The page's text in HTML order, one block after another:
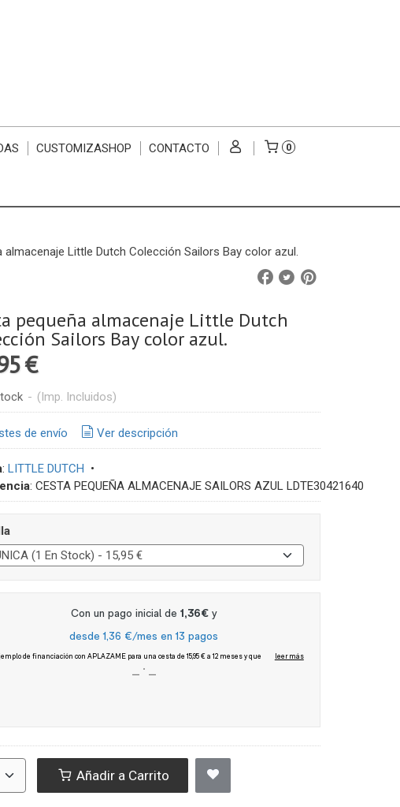
CUSTOMIZASHOP CONTACTO 0
almacenaje Little Dutch Colección Sailors Bay color azul.
pequeña almacenaje Little Dutch
Sailors Bay color azul.
€
- (Imp. Incluidos)
de envío Ver descripción
: LITTLE DUTCH •
: CESTA PEQUEÑA ALMACENAJE SAILORS AZUL LDTE30421640
Añadir a Carrito